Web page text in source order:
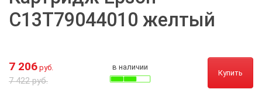
C13T79044010 желтый
7 206 руб.
7 422 руб.
в наличии
Купить